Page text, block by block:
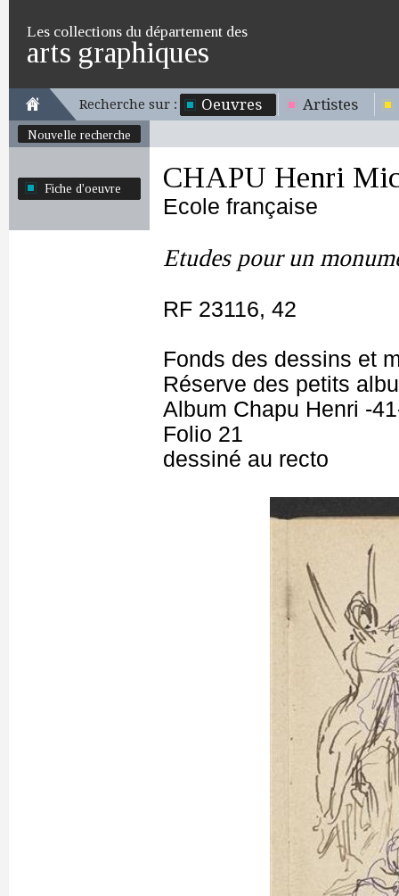
Les collections du département des
arts graphiques
Recherche sur : Oeuvres Artistes
Nouvelle recherche
Fiche d'oeuvre CHAPU Henri
Ecole française
Etudes pour un
RF 23116, 42
Fonds des dessins et
Réserve des petits
Album Chapu Henri -
Folio 21
dessiné au recto